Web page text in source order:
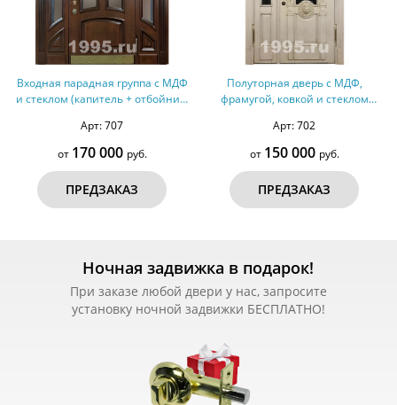
Входная парадная группа с МДФ
и стеклом (капитель + отбойник)
Арт: 707
от 170 000 руб.
ПРЕДЗАКАЗ
Полуторная дверь с МДФ,
фрамугой, ковкой и стеклом
Арт: 702
от 150 000 руб.
ПРЕДЗАКАЗ
Ночная задвижка в подарок!
При заказе любой двери у нас, запросите
установку ночной задвижки БЕСПЛАТНО!